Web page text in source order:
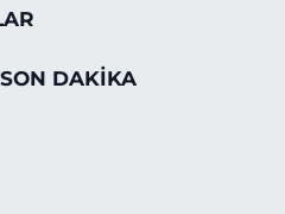
DAKİKA